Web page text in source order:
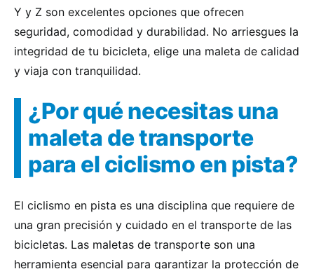
Y y Z son excelentes opciones que ofrecen
seguridad, comodidad y durabilidad. No arriesgues la
integridad de tu bicicleta, elige una maleta de calidad
y viaja con tranquilidad.
¿Por qué necesitas una
maleta de transporte
para el ciclismo en pista?
El ciclismo en pista es una disciplina que requiere de
una gran precisión y cuidado en el transporte de las
bicicletas. Las maletas de transporte son una
herramienta esencial para garantizar la protección de